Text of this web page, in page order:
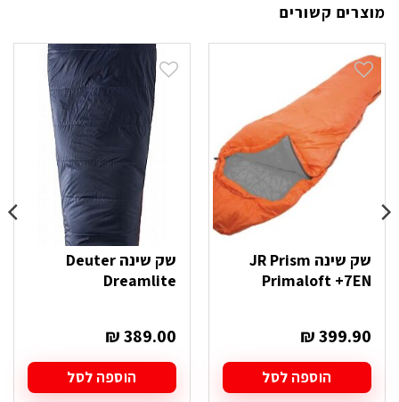
מוצרים קשורים
שק שינה JR Prism
Primaloft +7EN
₪399.90
הוספה לסל
שק שינה Deuter
Dreamlite
₪389.00
הוספה לסל